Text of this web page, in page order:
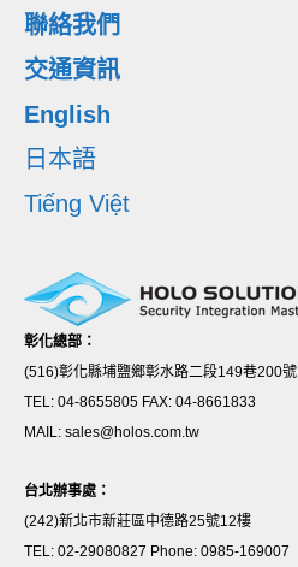
聯絡我們
交通資訊
English
日本語
Tiếng Việt
彰化總部：
(516)彰化縣埔鹽鄉彰水路二段149巷200號
TEL: 04-8655805 FAX: 04-8661833
MAIL: sales@holos.com.tw
台北辦事處：
(242)新北市新莊區中德路25號12樓
TEL: 02-29080827 Phone: 0985-169007